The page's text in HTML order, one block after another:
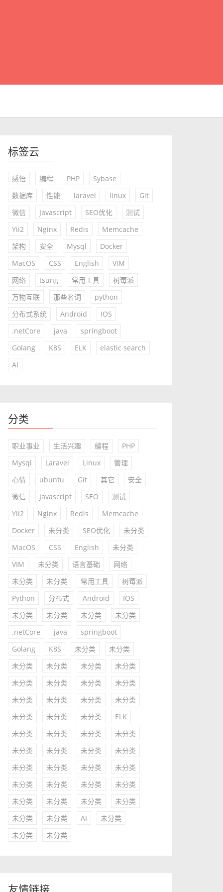
标签云
感悟 编程 PHP
Sybase
数据库
性能 laravel linux
Git
微信
Javascript SEO优化
测试
Yii2
Nginx Redis
Memcache
架构
安全 Mysql
Docker
MacOS
CSS English
VIM
网络
tsung 常用工具
树莓派
万物互联
那些名词
python
分布式系统
Android
IOS
.netCore
java
springboot
Golang
K8S ELK
elastic search
AI
分类
职业事业 生活兴趣 编程
PHP
Mysql
Laravel Linux
管理
心情
ubuntu Git 其它
安全
微信
Javascript SEO
测试
Yii2
Nginx Redis
Memcache
Docker
未分类 SEO优化
未分类
MacOS
CSS English
未分类
VIM
未分类 语言基础
网络
未分类
未分类 常用工具
树莓派
Python
分布式 Android
IOS
未分类
未分类 未分类
未分类
.netCore
java
springboot
Golang
K8S 未分类
未分类
未分类
未分类 未分类
未分类
未分类
未分类 未分类
未分类
未分类
未分类 未分类
未分类
未分类
未分类 未分类
ELK
未分类
未分类 未分类
未分类
未分类
未分类 未分类
未分类
未分类
未分类 未分类
未分类
未分类
未分类 未分类
未分类
未分类
未分类 未分类
未分类
未分类
未分类 AI
未分类
未分类
未分类
友情链接